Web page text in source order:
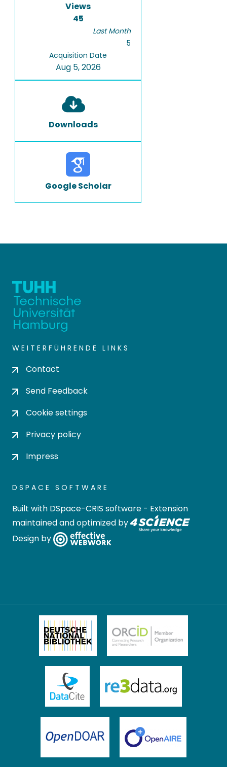
Views
45
Last Month
5
Acquisition Date
Aug 5, 2026
Downloads
Google Scholar
WEITERFÜHRENDE LINKS
Contact
Send Feedback
Cookie settings
Privacy policy
Impress
DSPACE SOFTWARE
Built with DSpace-CRIS software - Extension
maintained and optimized by
Design by